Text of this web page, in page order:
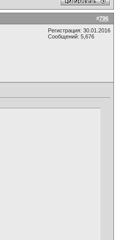
#796
Регистрация: 30.01.2016
Сообщений: 5,676